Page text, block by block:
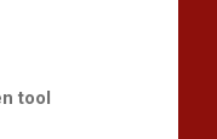
tool